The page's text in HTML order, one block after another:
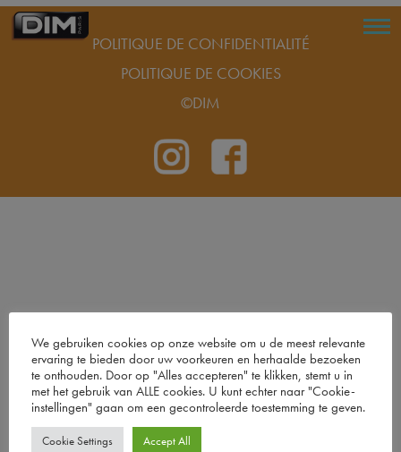
POLITIQUE DE CONFIDENTIALITÉ
POLITIQUE DE COOKIES
©DIM
We gebruiken cookies op onze website om u de meest relevante
ervaring te bieden door uw voorkeuren en herhaalde bezoeken
te onthouden. Door op "Alles accepteren" te klikken, stemt u in
met het gebruik van ALLE cookies. U kunt echter naar "Cookie-
instellingen" gaan om een ​​gecontroleerde toestemming te geven.
Cookie Settings Accept All